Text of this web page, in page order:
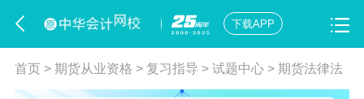
下载APP
首页> 期货从业资格 > 复习指导 > 试题中心> 期货法律法